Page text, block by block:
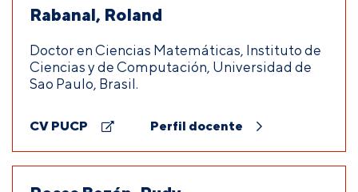
Rabanal, Roland
Doctor en Ciencias Matemáticas, Instituto de
Ciencias y de Computación, Universidad de
Sao Paulo, Brasil.
CV PUCP Perfil docente